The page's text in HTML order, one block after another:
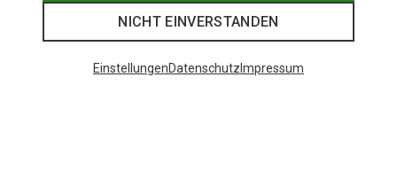
NICHT EINVERSTANDEN
EinstellungenDatenschutz Impressum